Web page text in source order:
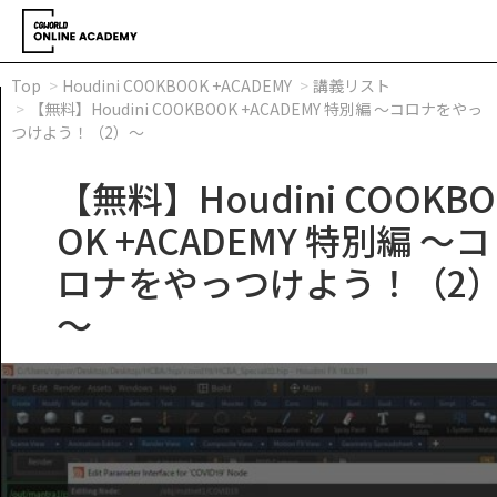
Top Houdini COOKBOOK +ACADEMY
講義リスト
【無料】Houdini COOKBOOK +ACADEMY 特別編 ～コロナをやっ
つけよう！（2）～
【無料】Houdini COOKBO
OK +ACADEMY 特別編 ～コ
ロナをやっつけよう！（2
～